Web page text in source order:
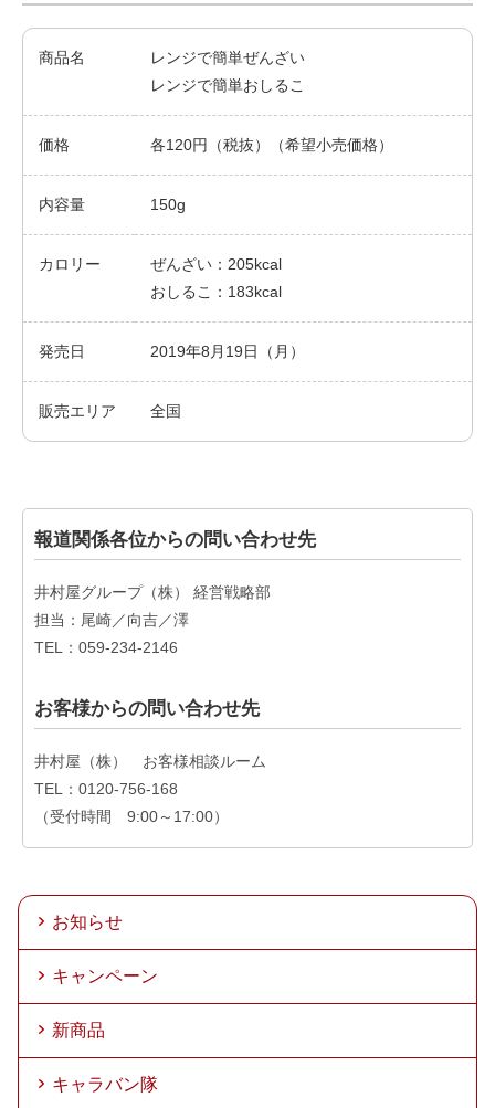
商品名
レンジで簡単ぜんざい
レンジで簡単おしるこ
価格 各120円（税抜）（希望小売価格）
内容量 150g
カロリー
ぜんざい：205kcal
おしるこ：183kcal
発売日 2019年8月19日（月）
販売エリア 全国
報道関係各位からの問い合わせ先
井村屋グループ（株） 経営戦略部
担当：尾崎／向吉／澤
TEL：059-234-2146
お客様からの問い合わせ先
井村屋（株） お客様相談ルーム
TEL：0120-756-168
（受付時間 9:00～17:00）
お知らせ
キャンペーン
新商品
キャラバン隊